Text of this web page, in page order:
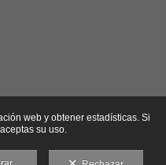
web y obtener estadísticas. Si
su uso.